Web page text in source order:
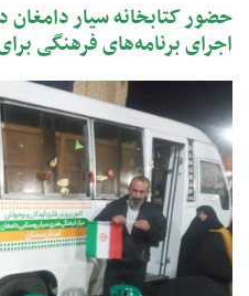
حضور کتابخانه سیار دامغان
اجرای برنامه‌های فرهنگی